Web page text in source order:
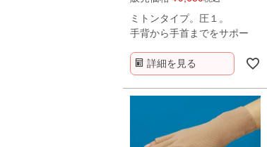
ミトンタイプ。圧１。
手背から手首までをサポー
詳細を見る